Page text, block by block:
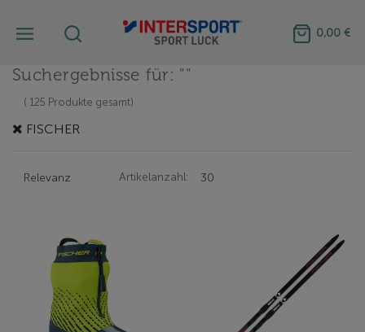
0,00 €
Suchergebnisse für: ""
( 125 Produkte gesamt)
FISCHER
Artikelanzahl: